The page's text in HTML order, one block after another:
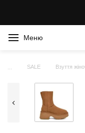
Меню
SALE Взуття